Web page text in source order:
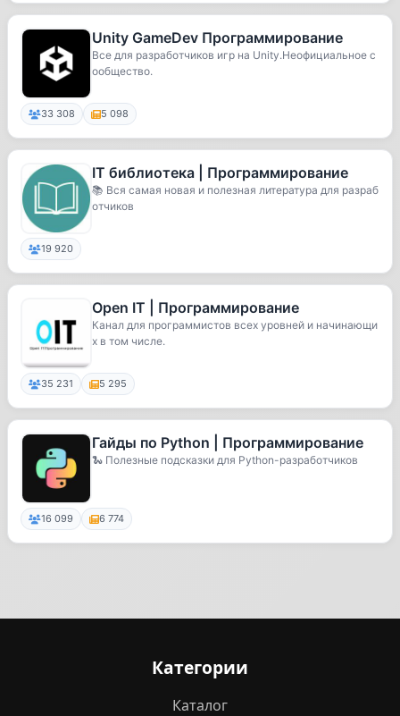
Unity GameDev Программирование
Все для разработчиков игр на Unity.Неофициальное с
ообщество.
33 308 5 098
IT библиотека | Программирование
📚 Вся самая новая и полезная литература для разраб
отчиков
19 920
Open IT | Программирование
Канал для программистов всех уровней и начинающи
х в том числе.
35 231 5 295
Гайды по Python | Программирование
🐍 Полезные подсказки для Python-разработчиков
16 099 6 774
Категории
Каталог